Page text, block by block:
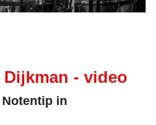
- video
in